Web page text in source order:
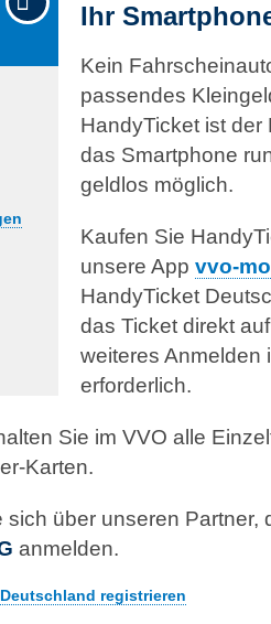
Ihr
Kein
passendes
HandyTicket ist
das Smartphone
geldlos möglich.
Kaufen Sie
unsere App vvo-
HandyTicket
das Ticket direkt
weiteres Anmelden
erforderlich.
Sie im VVO alle
Karten.
sich über unseren Partner,
anmelden.
registrieren